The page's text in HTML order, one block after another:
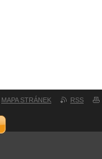
MAPA STRÁNEK RSS